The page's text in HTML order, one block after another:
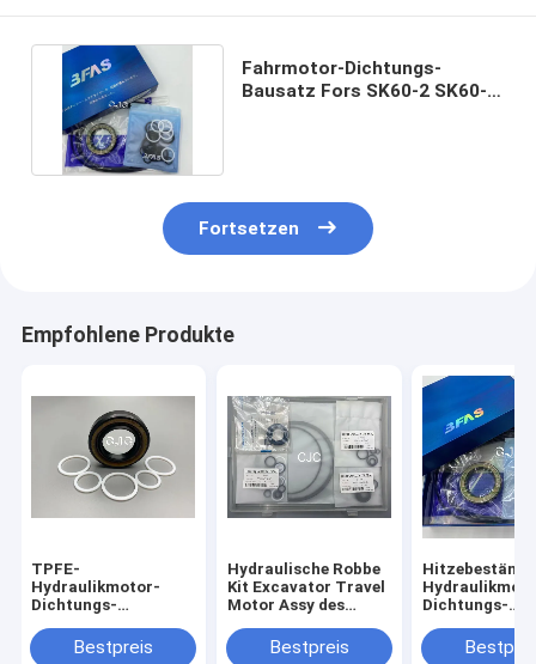
Fahrmotor-Dichtungs-
Bausatz Fors SK60-2 SK60-3
Fortsetzen
Empfohlene Produkte
TPFE-
Hydraulikmotor-
Dichtungs-
Ufer Gummio Ring
Bausatz
Bestpreis
Hydraulische Robbe
Kit Excavator Travel
Motor Assy des
Bestpreis
Dichtungs-